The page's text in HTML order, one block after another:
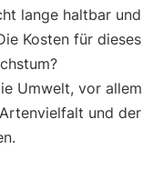
lange haltbar und
Kosten für dieses
Umwelt, vor allem
und der